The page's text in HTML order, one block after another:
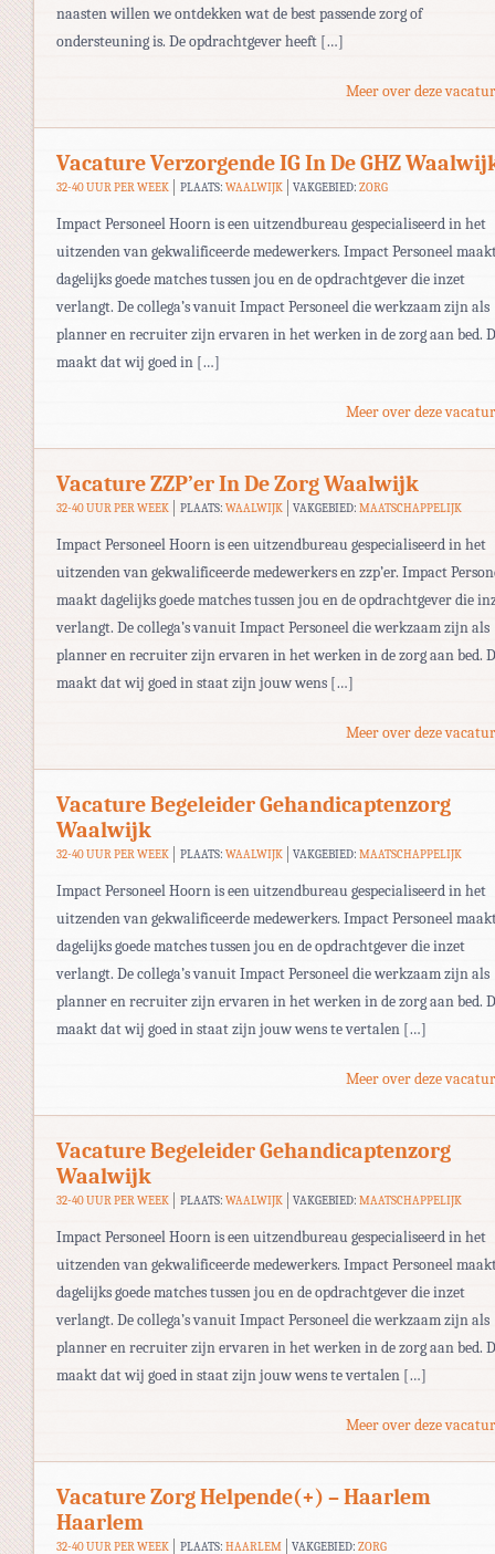
naasten willen we ontdekken wat de best passende zorg of
ondersteuning is. De opdrachtgever heeft […]
Meer over deze
Vacature Verzorgende IG In De GHZ
32-40 UUR PER WEEK PLAATS: WAALWIJK VAKGEBIED:ZORG
Impact Personeel Hoorn is een uitzendbureau gespecialiseerd in het
uitzenden van gekwalificeerde medewerkers. Impact Personeel
dagelijks goede matches tussen jou en de opdrachtgever die inzet
verlangt. De collega’s vanuit Impact Personeel die werkzaam zijn als
planner en recruiter zijn ervaren in het werken in de zorg aan bed.
maakt dat wij goed in […]
Meer over deze
Vacature ZZP’er In De Zorg Waalwijk
32-40 UUR PER WEEK PLAATS: WAALWIJK VAKGEBIED:MAATSCHAPPELIJK
Impact Personeel Hoorn is een uitzendbureau gespecialiseerd in het
uitzenden van gekwalificeerde medewerkers en zzp’er. Impact
maakt dagelijks goede matches tussen jou en de opdrachtgever die
verlangt. De collega’s vanuit Impact Personeel die werkzaam zijn als
planner en recruiter zijn ervaren in het werken in de zorg aan bed.
maakt dat wij goed in staat zijn jouw wens […]
Meer over deze
Vacature Begeleider Gehandicaptenzorg
Waalwijk
32-40 UUR PER WEEK PLAATS: WAALWIJK VAKGEBIED:MAATSCHAPPELIJK
Impact Personeel Hoorn is een uitzendbureau gespecialiseerd in het
uitzenden van gekwalificeerde medewerkers. Impact Personeel
dagelijks goede matches tussen jou en de opdrachtgever die inzet
verlangt. De collega’s vanuit Impact Personeel die werkzaam zijn als
planner en recruiter zijn ervaren in het werken in de zorg aan bed.
maakt dat wij goed in staat zijn jouw wens te vertalen […]
Meer over deze
Vacature Begeleider Gehandicaptenzorg
Waalwijk
32-40 UUR PER WEEK PLAATS: WAALWIJK VAKGEBIED:MAATSCHAPPELIJK
Impact Personeel Hoorn is een uitzendbureau gespecialiseerd in het
uitzenden van gekwalificeerde medewerkers. Impact Personeel
dagelijks goede matches tussen jou en de opdrachtgever die inzet
verlangt. De collega’s vanuit Impact Personeel die werkzaam zijn als
planner en recruiter zijn ervaren in het werken in de zorg aan bed.
maakt dat wij goed in staat zijn jouw wens te vertalen […]
Meer over deze
Vacature Zorg Helpende(+) – Haarlem
Haarlem
32-40 UUR PER WEEK PLAATS: HAARLEM VAKGEBIED:ZORG